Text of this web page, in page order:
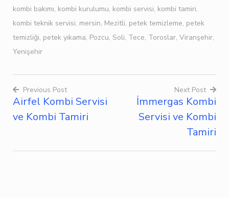
kombi bakımı, kombi kurulumu, kombi servisi, kombi tamiri,
kombi teknik servisi, mersin, Mezitli, petek temizleme, petek
temizliği, petek yıkama, Pozcu, Soli, Tece, Toroslar, Viranşehir,
Yenişehir
Yazı
Previous Post
Airfel Kombi Servisi
ve Kombi Tamiri
Next Post
İmmergas Kombi
Servisi ve Kombi
Tamiri